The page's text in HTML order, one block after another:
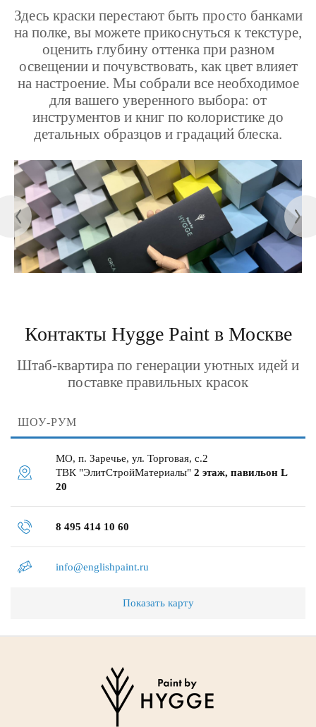
Здесь краски перестают быть просто банками
на полке, вы можете прикоснуться к текстуре,
оценить глубину оттенка при разном
освещении и почувствовать, как цвет влияет
на настроение. Мы собрали все необходимое
для вашего уверенного выбора: от
инструментов и книг по колористике до
детальных образцов и градаций блеска.
Контакты Hygge Paint в Москве
Штаб-квартира по генерации уютных идей и
поставке правильных красок
ШОУ-РУМ
МО, п. Заречье, ул. Торговая, с.2
ТВК "ЭлитСтройМатериалы" 2 этаж, павильон L
20
8 495 414 10 60
info@englishpaint.ru
Показать карту